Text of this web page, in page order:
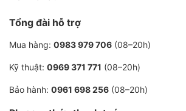
dầu-nước, do đó giảm các vấn
Tùy chọn thiết kế linh
Máy nén khí trục vít quay hoạt
Tổng đài hỗ trợ
Mua hàng: 0983 979 706 (08–20h)
Kỹ thuật: 0969 371 771 (08–20h)
Bảo hành: 0961 698 256 (08–20h)